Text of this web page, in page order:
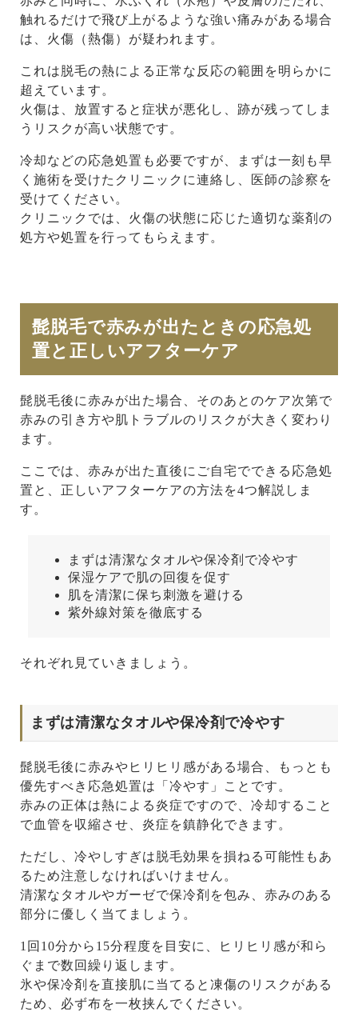
触れるだけで飛び上がるような強い痛みがある場合
は、火傷（熱傷）が疑われます。
これは脱毛の熱による正常な反応の範囲を明らかに
超えています。
火傷は、放置すると症状が悪化し、跡が残ってしま
うリスクが高い状態です。
冷却などの応急処置も必要ですが、まずは一刻も早
く施術を受けたクリニックに連絡し、医師の診察を
受けてください。
クリニックでは、火傷の状態に応じた適切な薬剤の
処方や処置を行ってもらえます。
髭脱毛で赤みが出たときの応急処
置と正しいアフターケア
髭脱毛後に赤みが出た場合、そのあとのケア次第で
赤みの引き方や肌トラブルのリスクが大きく変わり
ます。
ここでは、赤みが出た直後にご自宅でできる応急処
置と、正しいアフターケアの方法を4つ解説しま
す。
まずは清潔なタオルや保冷剤で冷やす
保湿ケアで肌の回復を促す
肌を清潔に保ち刺激を避ける
紫外線対策を徹底する
それぞれ見ていきましょう。
まずは清潔なタオルや保冷剤で冷やす
髭脱毛後に赤みやヒリヒリ感がある場合、もっとも
優先すべき応急処置は「冷やす」ことです。
赤みの正体は熱による炎症ですので、冷却すること
で血管を収縮させ、炎症を鎮静化できます。
ただし、冷やしすぎは脱毛効果を損ねる可能性もあ
るため注意しなければいけません。
清潔なタオルやガーゼで保冷剤を包み、赤みのある
部分に優しく当てましょう。
1回10分から15分程度を目安に、ヒリヒリ感が和ら
ぐまで数回繰り返します。
氷や保冷剤を直接肌に当てると凍傷のリスクがある
ため、必ず布を一枚挟んでください。